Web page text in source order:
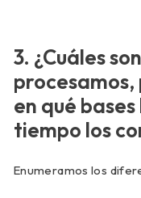
3. ¿Cuáles
en qué
tiempo los
Enumeramos los